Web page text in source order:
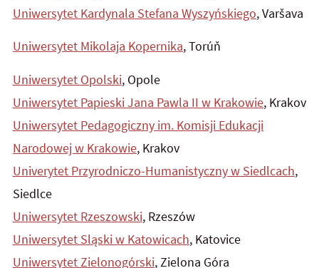
Uniwersytet Kardynala Stefana Wyszyńskiego, Varšava
Uniwersytet Mikolaja Kopernika, Torúň
Uniwersytet Opolski, Opole
Uniwersytet Papieski Jana Pawla II w Krakowie, Krakov
Uniwersytet Pedagogiczny im. Komisji Edukacji
Narodowej w Krakowie, Krakov
Univerytet Przyrodniczo-Humanistyczny w Siedlcach,
Siedlce
Uniwersytet Rzeszowski, Rzeszów
Uniwersytet Sląski w Katowicach, Katovice
Uniwersytet Zielonogórski, Zielona Góra